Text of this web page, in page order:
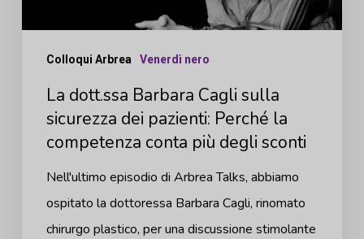
Perché
competenza
conta
degli
sconti
Colloqui Arbrea Venerdì nero
La dott.ssa Barbara Cagli sulla
sicurezza dei pazienti: Perché la
competenza conta più degli sconti
Nell'ultimo episodio di Arbrea Talks, abbiamo
ospitato la dottoressa Barbara Cagli, rinomato
chirurgo plastico, per una discussione stimolante